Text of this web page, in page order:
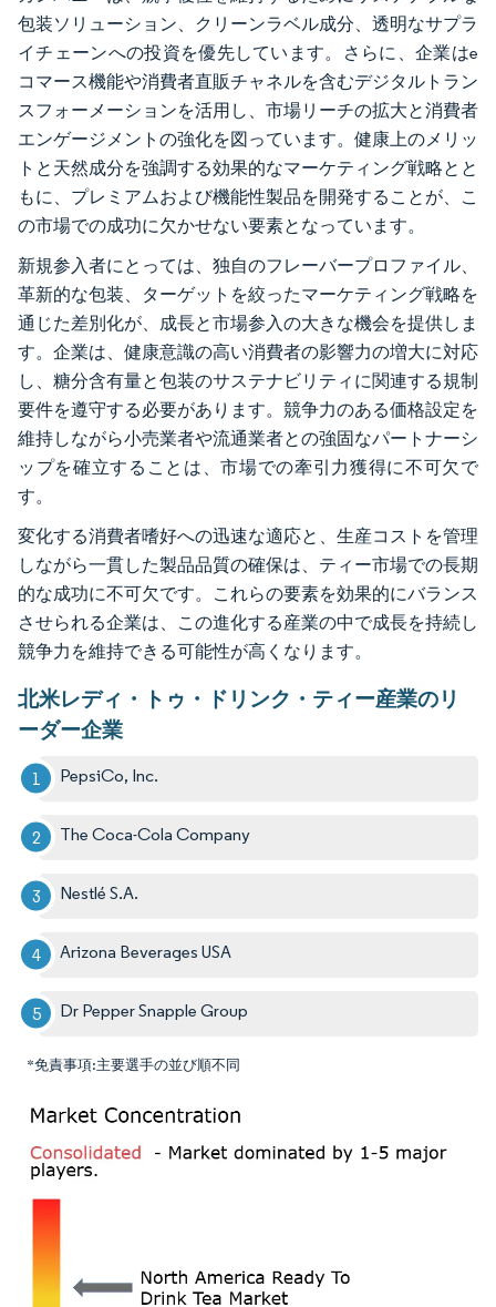
包装ソリューション、クリーンラベル成分、透明なサプラ
イチェーンへの投資を優先しています。さらに、企業はe
コマース機能や消費者直販チャネルを含むデジタルトラン
スフォーメーションを活用し、市場リーチの拡大と消費者
エンゲージメントの強化を図っています。健康上のメリッ
トと天然成分を強調する効果的なマーケティング戦略とと
もに、プレミアムおよび機能性製品を開発することが、こ
の市場での成功に欠かせない要素となっています。
新規参入者にとっては、独自のフレーバープロファイル、
革新的な包装、ターゲットを絞ったマーケティング戦略を
通じた差別化が、成長と市場参入の大きな機会を提供しま
す。企業は、健康意識の高い消費者の影響力の増大に対応
し、糖分含有量と包装のサステナビリティに関連する規制
要件を遵守する必要があります。競争力のある価格設定を
維持しながら小売業者や流通業者との強固なパートナーシ
ップを確立することは、市場での牽引力獲得に不可欠で
す。
変化する消費者嗜好への迅速な適応と、生産コストを管理
しながら一貫した製品品質の確保は、ティー市場での長期
的な成功に不可欠です。これらの要素を効果的にバランス
させられる企業は、この進化する産業の中で成長を持続し
競争力を維持できる可能性が高くなります。
北米レディ・トゥ・ドリンク・ティー産業のリ
ーダー企業
PepsiCo, Inc.
The Coca-Cola Company
Nestlé S.A.
Arizona Beverages USA
Dr Pepper Snapple Group
*免責事項:主要選手の並び順不同